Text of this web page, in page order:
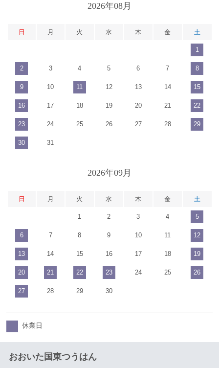
2026年08月
日 月 火 水 木 金 土
1
2 3 4 5 6 7 8
9 10 11 12 13 14 15
16 17 18 19 20 21 22
23 24 25 26 27 28 29
30 31
2026年09月
日 月 火 水 木 金 土
1 2 3 4 5
6 7 8 9 10 11 12
13 14 15 16 17 18 19
20 21 22 23 24 25 26
27 28 29 30
休業日
おおいた国東つうはん